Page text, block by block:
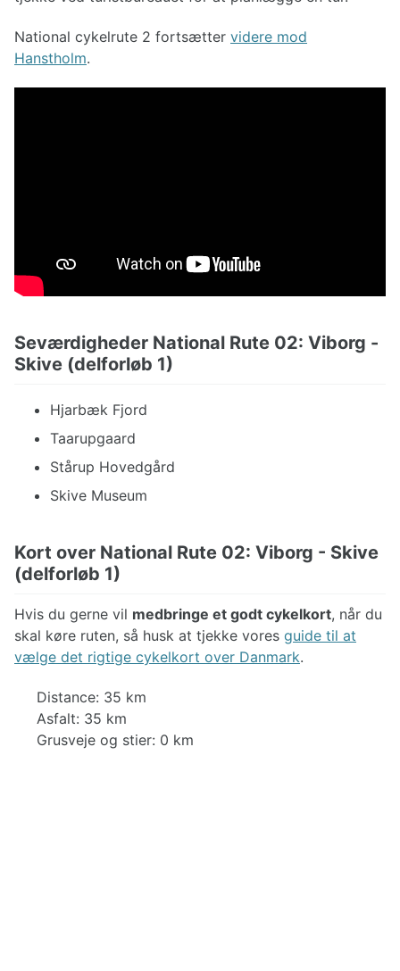
National cykelrute 2 fortsætter videre mod
Hanstholm.
Seværdigheder National Rute 02: Viborg -
Skive (delforløb 1)
Hjarbæk Fjord
Taarupgaard
Stårup Hovedgård
Skive Museum
Kort over National Rute 02: Viborg - Skive
(delforløb 1)
Hvis du gerne vil medbringe et godt cykelkort, når du
skal køre ruten, så husk at tjekke vores guide til at
vælge det rigtige cykelkort over Danmark.
Distance: 35 km
Asfalt: 35 km
Grusveje og stier: 0 km